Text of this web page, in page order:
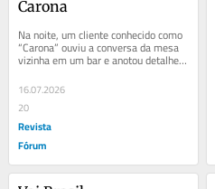
Carona
Na noite, um cliente conhecido como
“Carona” ouviu a conversa da mesa
vizinha em um bar e anotou detalhes
um...
16.07.2026
20
Revista
Fórum